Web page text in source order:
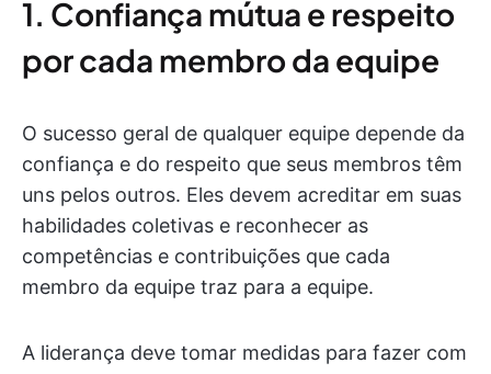
1. Confiança mútua e respeito
por cada membro da equipe
O sucesso geral de qualquer equipe depende da
confiança e do respeito que seus membros têm
uns pelos outros. Eles devem acreditar em suas
habilidades coletivas e reconhecer as
competências e contribuições que cada
membro da equipe traz para a equipe.
A liderança deve tomar medidas para fazer com